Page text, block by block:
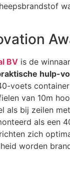
BV is de
hulp-
voets
van 10m
als bij zeilen
als een
zich
worden